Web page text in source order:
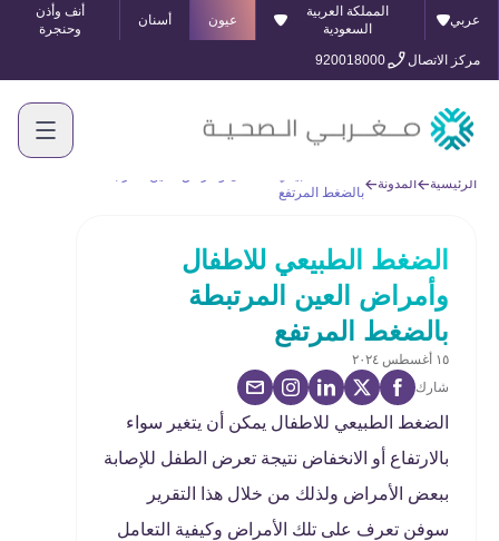
عربي
المملكة العربية
السعودية
عيون أسنان
أنف وأذن
وحنجرة
مركز الاتصال
920018000
الرئيسية المدونة
بالضغط المرتفع
الضغط الطبيعي للاطفال
وأمراض العين المرتبطة
بالضغط المرتفع
١٥ أغسطس ٢٠٢٤
شارك
الضغط الطبيعي للاطفال يمكن أن يتغير سواء
بالارتفاع أو الانخفاض نتيجة تعرض الطفل للإصابة
ببعض الأمراض ولذلك من خلال هذا التقرير
سوفن تعرف على تلك الأمراض وكيفية التعامل